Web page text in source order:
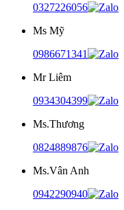
0327226056
Ms Mỹ
0986671341
Mr Liêm
0934304399
Ms.Thương
0824889876
Ms.Vân Anh
0942290940